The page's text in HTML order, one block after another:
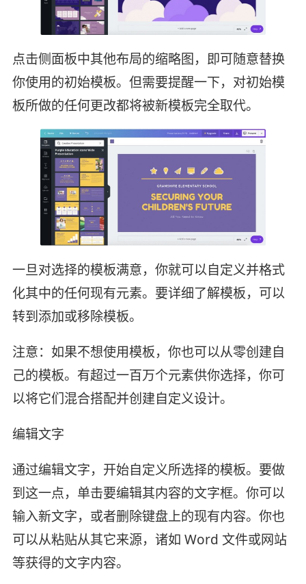
点击侧面板中其他布局的缩略图，即可随意替换
你使用的初始模板。但需要提醒一下，对初始模
板所做的任何更改都将被新模板完全取代。
一旦对选择的模板满意，你就可以自定义并格式
化其中的任何现有元素。要详细了解模板，可以
转到添加或移除模板。
注意：如果不想使用模板，你也可以从零创建自
己的模板。有超过一百万个元素供你选择，你可
以将它们混合搭配并创建自定义设计。
编辑文字
通过编辑文字，开始自定义所选择的模板。要做
到这一点，单击要编辑其内容的文字框。你可以
输入新文字，或者删除键盘上的现有内容。你也
可以从粘贴从其它来源，诸如 Word 文件或网站
等获得的文字内容。